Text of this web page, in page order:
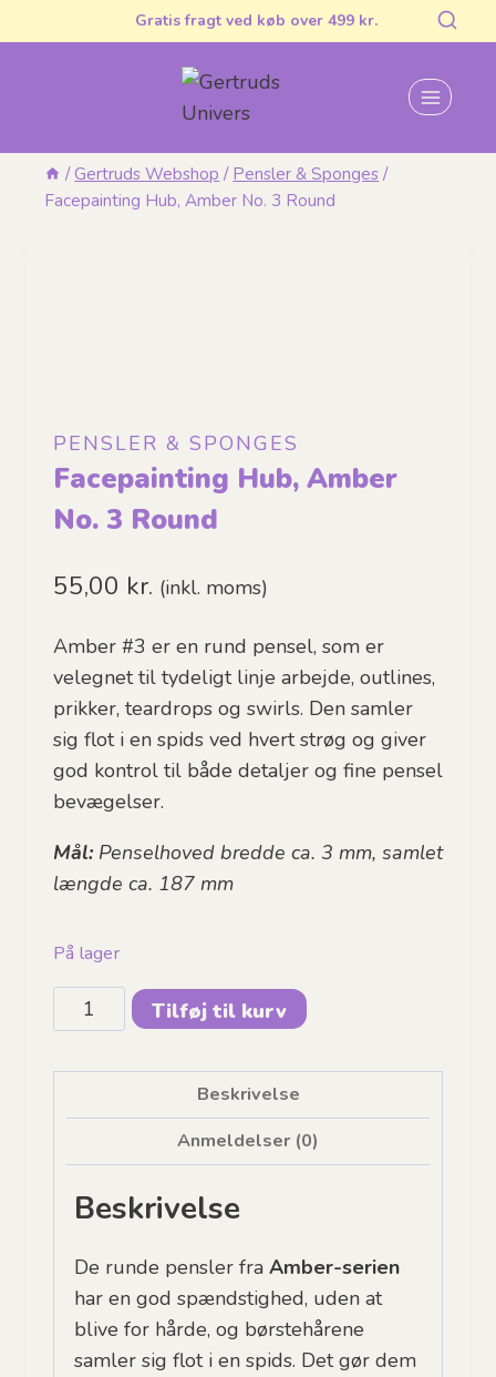
til
Gratis fragt ved køb over 499 kr.
/ Gertruds Webshop / Pensler & Sponges /
Facepainting Hub, Amber No. 3 Round
PENSLER & SPONGES
Facepainting Hub, Amber
No. 3 Round
55,00 kr. (inkl. moms)
Amber #3 er en rund pensel, som er
velegnet til tydeligt linje arbejde, outlines,
prikker, teardrops og swirls. Den samler
sig flot i en spids ved hvert strøg og giver
god kontrol til både detaljer og fine pensel
bevægelser.
Mål: Penselhoved bredde ca. 3 mm, samlet
længde ca. 187 mm
På lager
Facepainting
Hub,
Tilføj til kurv
Beskrivelse
Anmeldelser (0)
Beskrivelse
De runde pensler fra Amber-serien
har en god spændstighed, uden at
blive for hårde, og børstehårene
samler sig flot i en spids. Det gør dem